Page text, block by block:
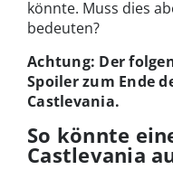
könnte. Muss dies
bedeuten?
Achtung: Der
Spoiler zum Ende
Castlevania.
So könnte
Castlevania